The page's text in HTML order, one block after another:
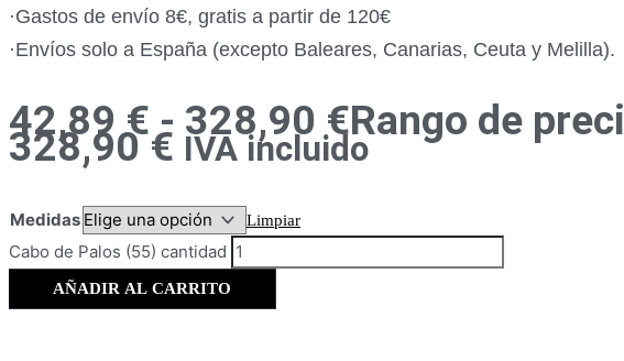
·Gastos de envío 8€, gratis a partir de 120€
·Envíos solo a España (excepto Baleares, Canarias, Ceuta y Melilla).
42,89€ - 328,90 €Rango de
328,90 € IVA incluido
Medidas Limpiar
Cabo de Palos (55) cantidad
AÑADIR AL CARRITO